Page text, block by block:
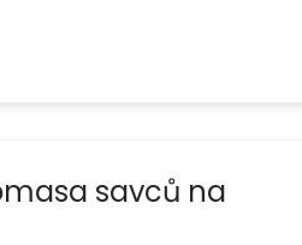
savců na